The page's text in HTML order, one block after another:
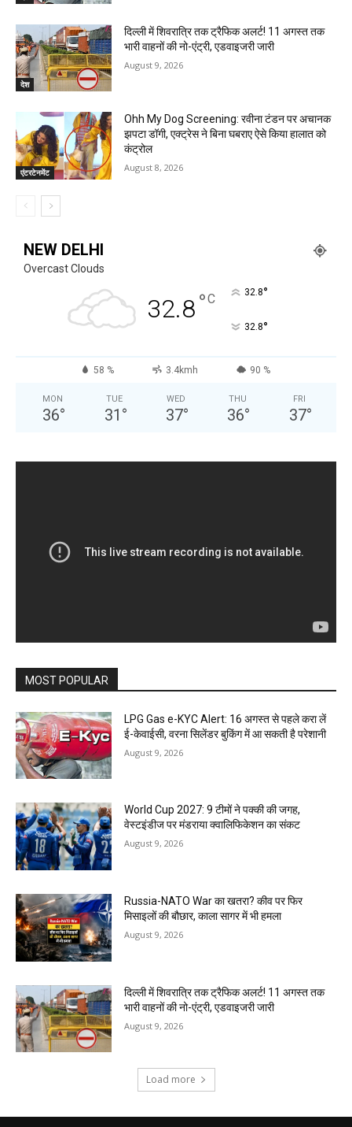
देश
दिल्ली में शिवरात्रि तक ट्रैफिक अलर्ट! 11 अगस्त तक
भारी वाहनों की नो-एंट्री, एडवाइजरी जारी
August 9, 2026
एंटरटेनमेंट
Ohh My Dog Screening: रवीना टंडन पर अचानक
झपटा डॉगी, एक्ट्रेस ने बिना घबराए ऐसे किया हालात को
कंट्रोल
August 8, 2026
NEW DELHI
Overcast Clouds
32.8°C 32.8°
32.8°
58 % 3.4kmh 90 %
MON
36°
TUE
31 °
WED
37°
THU
36°
FRI
37°
MOST POPULAR
LPG Gas e-KYC Alert: 16 अगस्त से पहले करा लें
ई-केवाईसी, वरना सिलेंडर बुकिंग में आ सकती है परेशानी
August 9, 2026
World Cup 2027: 9 टीमों ने पक्की की जगह,
वेस्टइंडीज पर मंडराया क्वालिफिकेशन का संकट
August 9, 2026
Russia-NATO War का खतरा? कीव पर फिर
मिसाइलों की बौछार, काला सागर में भी हमला
August 9, 2026
दिल्ली में शिवरात्रि तक ट्रैफिक अलर्ट! 11 अगस्त तक
भारी वाहनों की नो-एंट्री, एडवाइजरी जारी
August 9, 2026
Load more